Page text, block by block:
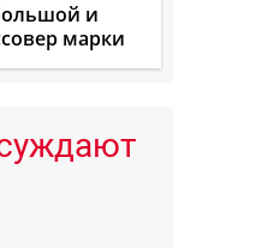
и
марки